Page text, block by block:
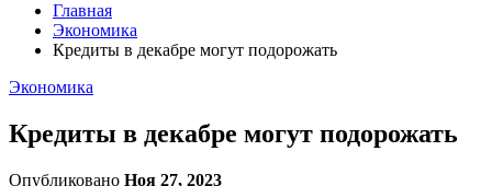
Главная
Экономика
Кредиты в декабре могут подорожать
Экономика
Кредиты в декабре могут подорожать
Опубликовано Ноя 27, 2023